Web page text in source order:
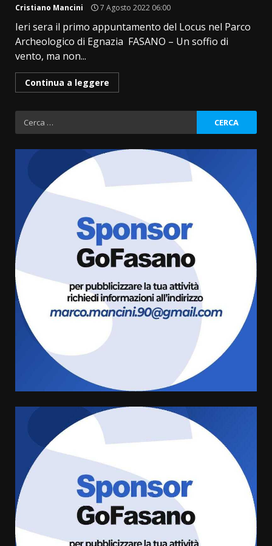
Cristiano Mancini 7 Agosto 2022 06:00
Ieri sera il primo appuntamento del Locus nel Parco
Archeologico di Egnazia FASANO – Un soffio di
vento, ma non...
Continua a leggere
Ricerca
per:
Politiche Giovanili e Mobilità
Sostenibile: premiati gli studenti
universitari del bando “La strada
giusta”
8 Agosto 2026 07:15
“I Contestatori: Musica di
Rivoluzione”: nuovo
appuntamento con “Fasano in
Banda”
amarezza per esclusione dal
campionato di calcio”
7 Agosto 2026 06:00
Fasanese ferito a colpi di arma
da fuoco
6 Agosto 2026 18:13